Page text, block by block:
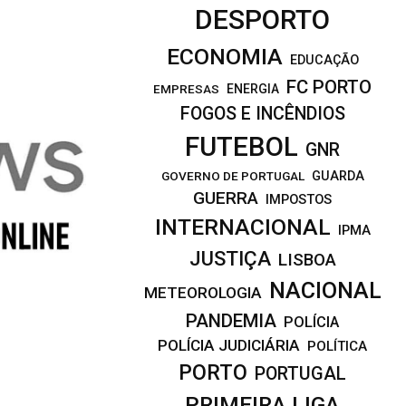
DESPORTO
ECONOMIA
EDUCAÇÃO
EMPRESAS
ENERGIA FC PORTO
FOGOS E INCÊNDIOS
FUTEBOL GNR
GOVERNO DE PORTUGAL GUARDA
GUERRA IMPOSTOS
INTERNACIONAL IPMA
JUSTIÇA LISBOA
METEOROLOGIA NACIONAL
PANDEMIA POLÍCIA
POLÍCIA JUDICIÁRIA POLÍTICA
PORTO PORTUGAL